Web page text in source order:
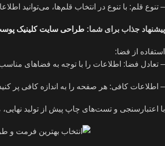
– تنوع قلم: با تنوع در انتخاب قلم‌ها، می‌توانید
پیشنهاد جذاب برای شما: طراحی سایت کلینیک
استفاده از فضا:
– تعادل فضا: اطلاعات را با توجه به فضاهای
– اطلاعات کافی: هر صفحه را به اندازه کافی پر
با اعتبارسنجی و تست‌های چاپ پیش از تولید